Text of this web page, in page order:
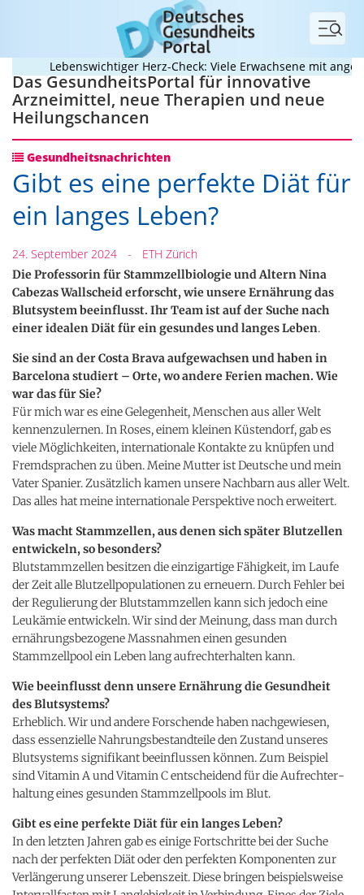
Menü
Lebenswichtiger Herz-Check: Viele Erwachsene mit
Das GesundheitsPortal für innovative
Arzneimittel, neue Therapien und neue
Heilungschancen
Gesundheitsnachrichten
Gibt es eine perfekte Diät für
ein langes Leben?
24. September 2024 - ETH Zürich
Die Professorin für Stammzellbiologie und Altern Nina
Cabezas Wallscheid erforscht, wie unsere Ernährung das
Blutsystem beeinflusst. Ihr Team ist auf der Suche nach
einer idealen Diät für ein gesundes und langes Leben.
Sie sind an der Costa Brava aufgewachsen und haben in
Barcelona studiert – Orte, wo andere Ferien machen. Wie
war das für Sie?
Für mich war es eine Gelegenheit, Menschen aus aller Welt
kennenzulernen. In Roses, einem kleinen Küstendorf, gab es
viele Möglichkeiten, internationale Kontakte zu knüpfen und
Fremdsprachen zu üben. Meine Mutter ist Deutsche und mein
Vater Spanier. Zusätzlich kamen unsere Nachbarn aus aller Welt.
Das alles hat meine internationale Perspektive noch erweitert.
Was macht Stammzellen, aus denen sich später Blutzellen
entwickeln, so besonders?
Blutstammzellen besitzen die einzigartige Fähigkeit, im Laufe
der Zeit alle Blutzellpopulationen zu erneuern. Durch Fehler bei
der Regulierung der Blutstammzellen kann sich jedoch eine
Leukämie entwickeln. Wir sind der Meinung, dass man durch
ernährungsbezogene Massnahmen einen gesunden
Stammzellpool ein Leben lang aufrechterhalten kann.
Wie beeinflusst denn unsere Ernährung die Gesundheit
des Blutsystems?
Erheblich. Wir und andere Forschende haben nachgewiesen,
dass essenzielle Nahrungsbestandteile den Zustand unseres
Blutsystems signifikant beeinflussen können. Zum Beispiel
sind Vitamin A und Vitamin C entscheidend für die Aufrechter­
haltung eines gesunden Stammzellpools im Blut.
Gibt es eine perfekte Diät für ein langes Leben?
In den letzten Jahren gab es einige Fortschritte bei der Suche
nach der perfekten Diät oder den perfekten Komponenten zur
Verlängerung unserer Lebenszeit. Diese bringen beispielsweise